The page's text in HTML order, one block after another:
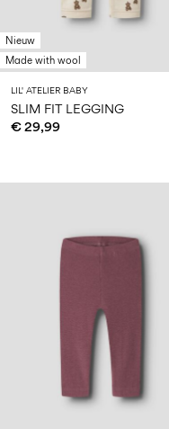
Nieuw
Made with wool
LIL' ATELIER BABY
SLIM FIT LEGGING
€ 29,99